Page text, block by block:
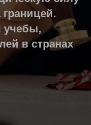
учебы,
в странах